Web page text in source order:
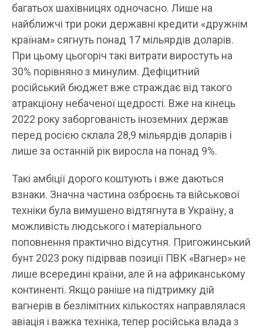
багатьох шахівницях одночасно. Лише на
найближчі три роки державні кредити «дружнім
країнам» сягнуть понад 17 мільярдів доларів.
При цьому цьогоріч такі витрати виростуть на
30% порівняно з минулим. Дефіцитний
російський бюджет вже страждає від такого
атракціону небаченої щедрості. Вже на кінець
2022 року заборгованість іноземних держав
перед росією склала 28,9 мільярдів доларів і
лише за останній рік виросла на понад 9%.
Такі амбіції дорого коштують і вже даються
взнаки. Значна частина озброєнь та військової
техніки була вимушено відтягнута в Україну, а
можливість людського і матеріального
поповнення практично відсутня. Пригожинський
бунт 2023 року підірвав позиції ПВК «Вагнер» не
лише всередині країни, але й на африканському
континенті. Якщо раніше на підтримку дій
вагнерів в безлімітних кількостях направлялася
авіація і важка техніка, тепер російська влада з